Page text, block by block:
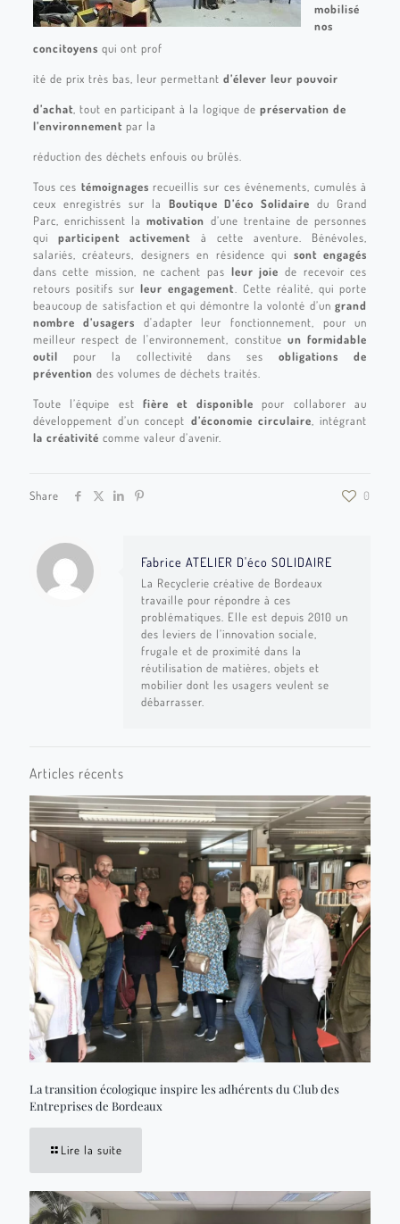
mobilisé
nos
concitoyens qui ont prof
ité de prix très bas, leur permettant d’élever leur pouvoir
d’achat, tout en participant à la logique de préservation de
l’environnementpar la
réduction des déchets enfouis ou brûlés.
Tous ces témoignages recueillis sur ces événements, cumulés à
ceux enregistrés sur la Boutique D’éco Solidaire du Grand
Parc, enrichissent lamotivation d’une trentaine de personnes
quiparticipent activement à cette aventure. Bénévoles,
salariés, créateurs, designers en résidence qui sont engagés
dans cette mission, ne cachent pas leur joie de recevoir ces
retours positifs surleur engagement . Cette réalité, qui porte
beaucoup de satisfaction et qui démontre la volonté d’ungrand
nombre d’usagers d'adapter leur fonctionnement, pour un
meilleur respect de l'environnement, constitue un formidable
outil pour la collectivité dans sesobligations de
prévention des volumes de déchets traités.
Toute l’équipe estfière et disponible pour collaborer au
développement d’un concept d’économie circulaire , intégrant
la créativité comme valeur d’avenir.
Share 0
Fabrice ATELIER D'éco SOLIDAIRE
La Recyclerie créative de Bordeaux
travaille pour répondre à ces
problématiques. Elle est depuis 2010 un
des leviers de l’innovation sociale,
frugale et de proximité dans la
réutilisation de matières, objets et
mobilier dont les usagers veulent se
débarrasser.
Articles récents
La transition écologique inspire les adhérents du Club des
Entreprises de Bordeaux
Lire la suite